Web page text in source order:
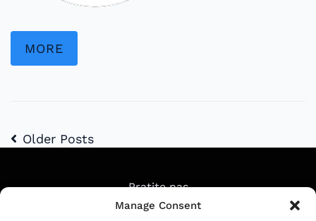
Manage Consent
MORE
Older Posts
Pratite nas